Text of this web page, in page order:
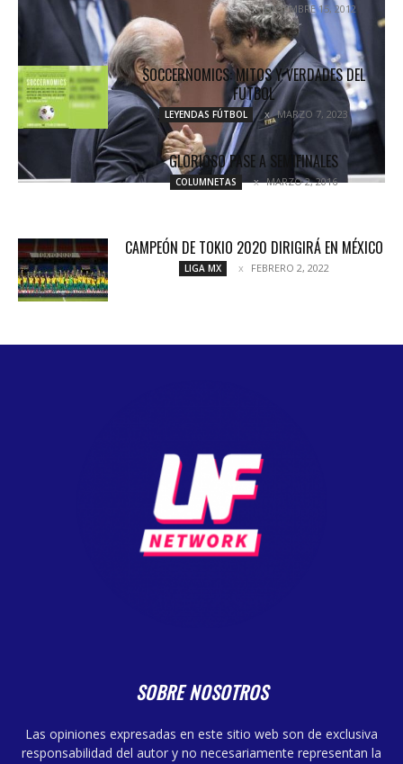
UNCATEGORIZED DICIEMBRE 15, 2012
SOCCERNOMICS: MITOS Y VERDADES DEL
FUTBOL
LEYENDAS FÚTBOL MARZO 7, 2023
GLORIOSO PASE A SEMIFINALES
COLUMNETAS MARZO 2, 2016
CAMPEÓN DE TOKIO 2020 DIRIGIRÁ EN MÉXICO
LIGA MX FEBRERO 2, 2022
SOBRE NOSOTROS
Las opiniones expresadas en este sitio web son de exclusiva
responsabilidad del autor y no necesariamente representan la